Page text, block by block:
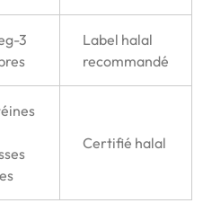
3
Label halal
recommandé
Certifié halal